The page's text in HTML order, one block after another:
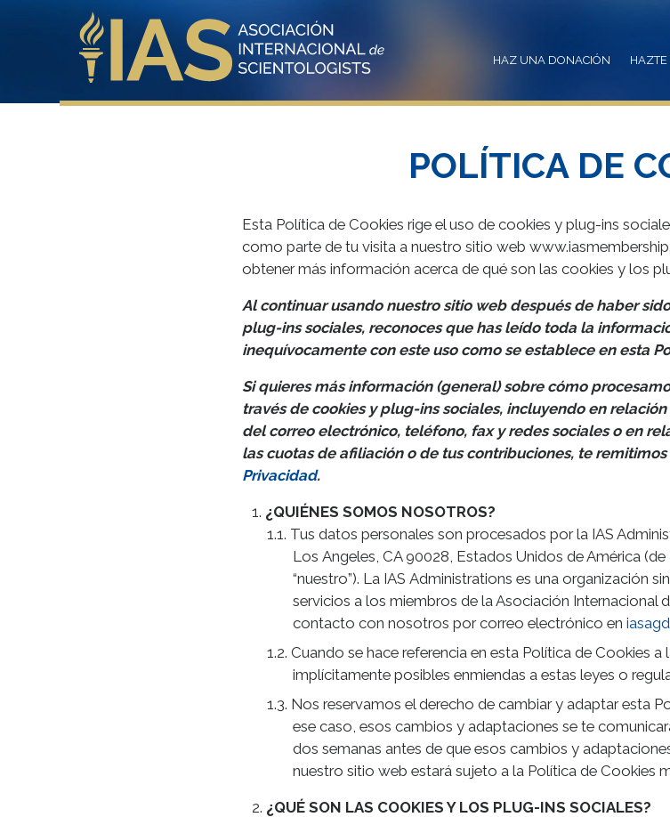
HAZ UNA DONACIÓN HAZTE
POLÍTICA DE
Esta Política de Cookies rige el uso de cookies y plug-ins
como parte de tu visita a nuestro sitio web
obtener más información acerca de qué son las cookies y los
Al continuar usando nuestro sitio web después de haber
plug-ins sociales, reconoces que has leído toda la
inequívocamente con este uso como se establece en esta
Si quieres más información (general) sobre cómo
través de cookies y plug-ins sociales, incluyendo en
del correo electrónico, teléfono, fax y redes sociales o en
las cuotas de afiliación o de tus contribuciones, te
Privacidad.
¿QUIÉNES SOMOS NOSOTROS?
Tus datos personales son procesados por la IAS
Los Angeles, CA 90028, Estados Unidos de América (de
“nuestro”). La IAS Administrations es una organización
servicios a los miembros de la Asociación Internacional
contacto con nosotros por correo electrónico en
Cuando se hace referencia en esta Política de Cookies a
implícitamente posibles enmiendas a estas leyes o
Nos reservamos el derecho de cambiar y adaptar esta
ese caso, esos cambios y adaptaciones se te
dos semanas antes de que esos cambios y
nuestro sitio web estará sujeto a la Política de Cookies
¿QUÉ SON LAS COOKIES Y LOS PLUG-INS SOCIALES?